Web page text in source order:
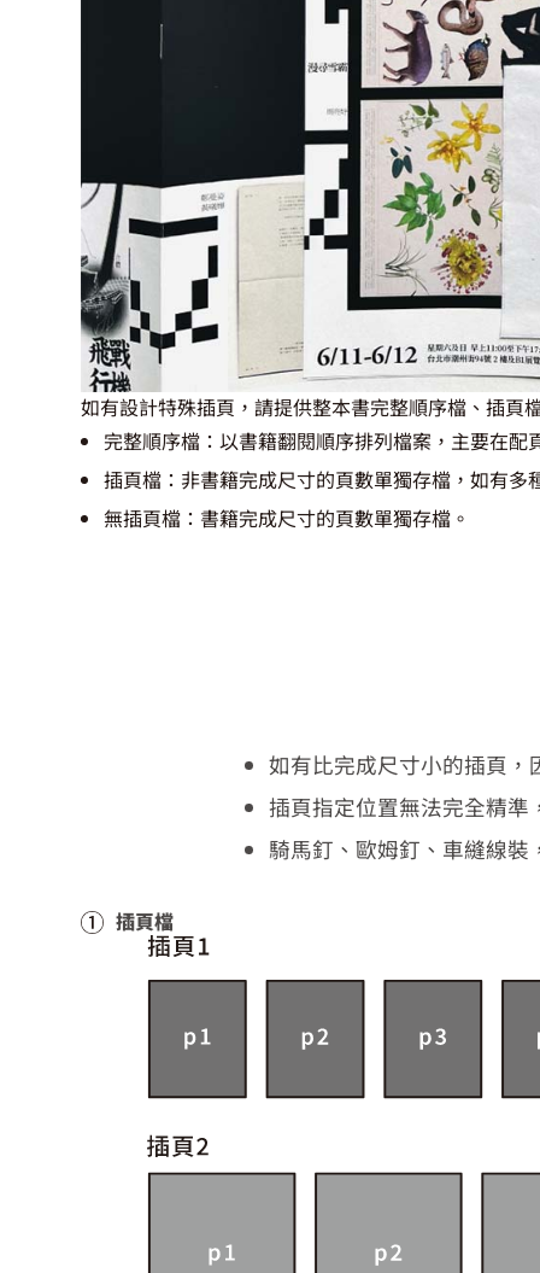
如有設計特殊插頁，請提供整本書完整順序檔、插頁
完整順序檔：以書籍翻閱順序排列檔案，主要在配
插頁檔：非書籍完成尺寸的頁數單獨存檔，如有多
無插頁檔：書籍完成尺寸的頁數單獨存檔。
如有比完成尺寸小的插頁
插頁指定位置無法完全精
騎馬釘、歐姆釘、車縫線
插頁檔